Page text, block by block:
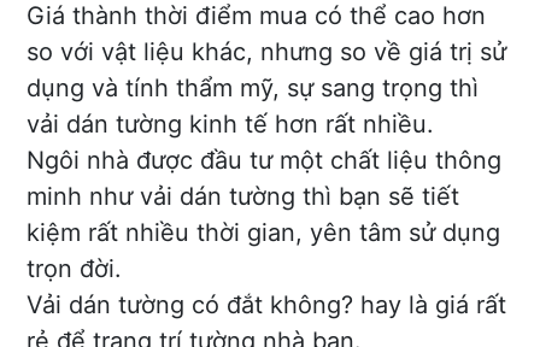
Giá thành thời điểm mua có thể cao hơn
so với vật liệu khác, nhưng so về giá trị sử
dụng và tính thẩm mỹ, sự sang trọng thì
vải dán tường kinh tế hơn rất nhiều.
Ngôi nhà được đầu tư một chất liệu thông
minh như vải dán tường thì bạn sẽ tiết
kiệm rất nhiều thời gian, yên tâm sử dụng
trọn đời.
Vải dán tường có đắt không? hay là giá rất
rẻ để trang trí tường nhà bạn.